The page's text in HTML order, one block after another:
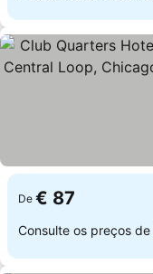
De € 87
Consulte os preços de